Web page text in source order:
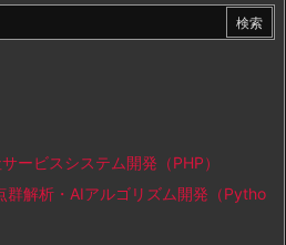
ービスシステム開発（PHP）
群解析・AIアルゴリズム開発（Pytho